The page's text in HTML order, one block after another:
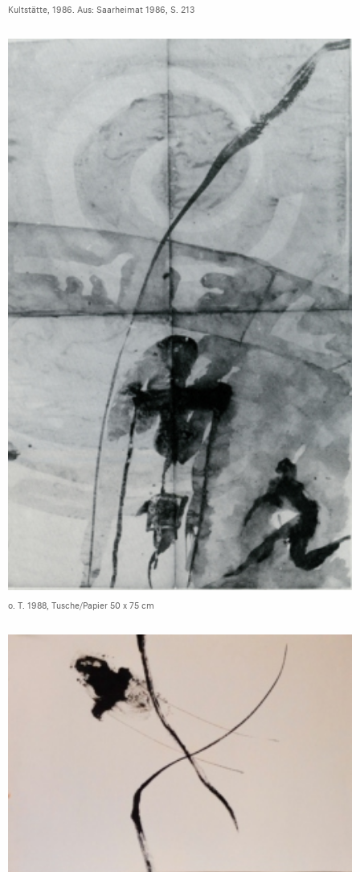
Kultstätte, 1986. Aus: Saarheimat 1986, S. 213
o. T. 1988, Tusche/Papier 50 x 75 cm